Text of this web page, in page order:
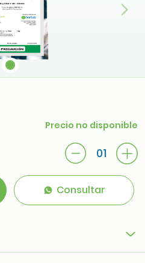
Precio no disponible
01
Consultar